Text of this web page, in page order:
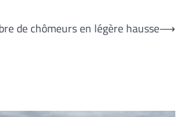
de chômeurs en légère hausse⟶